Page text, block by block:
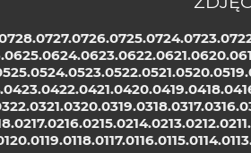
28.0727.0726.0725.0724.0723.07
25.0624.0623.0622.0621.0620.06
25.0524.0523.0522.0521.0520.05
23.0422.0421.0420.0419.0418.04
22.0321.0320.0319.0318.0317.03
17.0216.0215.0214.0213.0212.02
20.0119.0118.0117.0116.0115.0114.01